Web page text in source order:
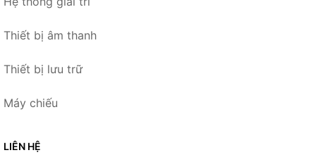
Thiết bị âm thanh
Thiết bị lưu trữ
Máy chiếu
LIÊN HỆ